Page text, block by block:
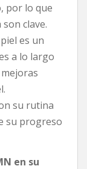
por lo que
clave.
es un
a lo largo
su rutina
su progreso
en su